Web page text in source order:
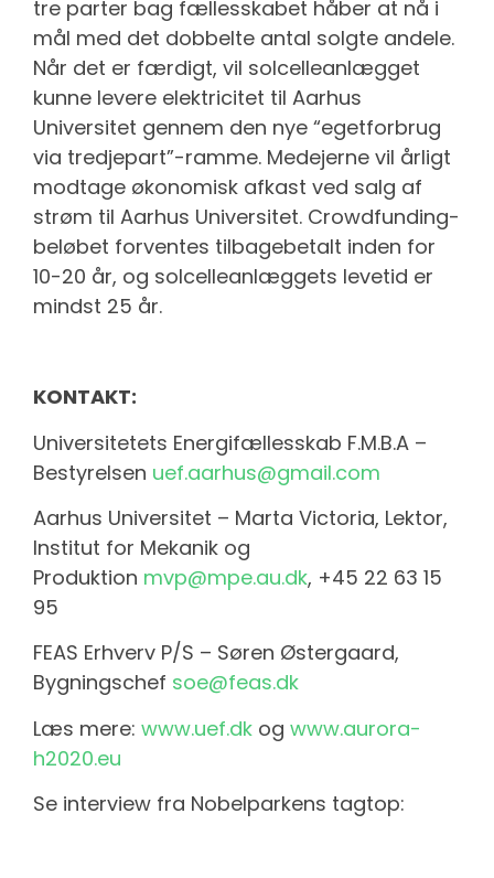
tre parter bag fællesskabet håber at nå i
mål med det dobbelte antal solgte andele.
Når det er færdigt, vil solcelleanlægget
kunne levere elektricitet til Aarhus
Universitet gennem den nye “egetforbrug
via tredjepart”-ramme. Medejerne vil årligt
modtage økonomisk afkast ved salg af
strøm til Aarhus Universitet. Crowdfunding-
beløbet forventes tilbagebetalt inden for
10-20 år, og solcelleanlæggets levetid er
mindst 25 år.
KONTAKT:
Universitetets Energifællesskab F.M.B.A –
Bestyrelsen uef.aarhus@gmail.com
Aarhus Universitet – Marta Victoria, Lektor,
Institut for Mekanik og
Produktion mvp@mpe.au.dk, +45 22 63 15
95
FEAS Erhverv P/S – Søren Østergaard,
Bygningschef soe@feas.dk
Læs mere: www.uef.dk og www.aurora-
h2020.eu
Se interview fra Nobelparkens tagtop: